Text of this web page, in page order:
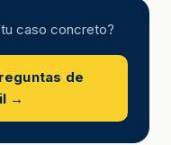
caso concreto?
de
→